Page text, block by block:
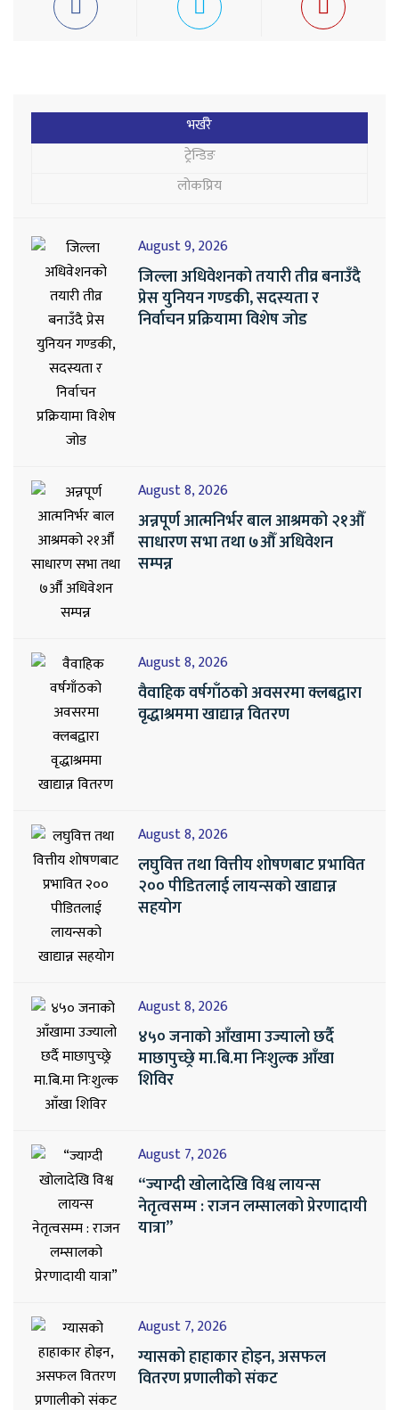
भर्खरै
ट्रेन्डिङ
लोकप्रिय
August 9, 2026
जिल्ला अधिवेशनको तयारी तीव्र बनाउँदै
प्रेस युनियन गण्डकी, सदस्यता र
निर्वाचन प्रक्रियामा विशेष जोड
August 8, 2026
अन्नपूर्ण आत्मनिर्भर बाल आश्रमको २१औँ
साधारण सभा तथा ७औँ अधिवेशन
सम्पन्न
August 8, 2026
वैवाहिक वर्षगाँठको अवसरमा क्लबद्वारा
वृद्धाश्रममा खाद्यान्न वितरण
August 8, 2026
लघुवित्त तथा वित्तीय शोषणबाट प्रभावित
२०० पीडितलाई लायन्सको खाद्यान्न
सहयोग
August 8, 2026
४५० जनाको आँखामा उज्यालो छर्दै
माछापुच्छ्रे मा.बि.मा निःशुल्क आँखा
शिविर
August 7, 2026
“ज्याग्दी खोलादेखि विश्व लायन्स
नेतृत्वसम्म : राजन लम्सालको प्रेरणादायी
यात्रा”
August 7, 2026
ग्यासको हाहाकार होइन, असफल
वितरण प्रणालीको संकट